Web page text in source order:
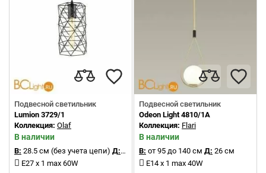
Подвесной светильник
Lumion 3729/1
Коллекция: Olaf
В наличии
В: 28.5 см (без учета цепи) Д:15.5 см
E27 x 1 max 60W
Подвесной светильник
Odeon Light 4810/1A
Коллекция: Flari
В наличии
В: от 95 до 140 см Д: 26 см
E14 x 1 max 40W